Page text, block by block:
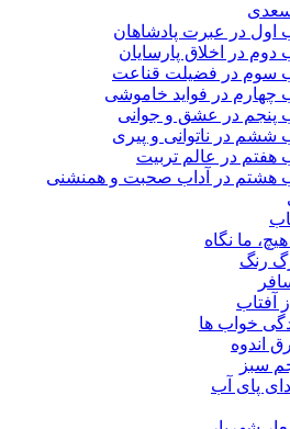
اول در عبرت پادشاهان
دوم در اخلاق پارسایان
سوم در فضیلت قناعت
چهارم در فواید خاموشى
پنجم در عشق و جوانى
ششم در ناتوانى و پیرى
هفتم در عالم تربیت
هشتم در آداب صحبت و همنشنى
ما نگاه
رنگ
آفتاب
خواب ها
اندوه
سبز
پای آب